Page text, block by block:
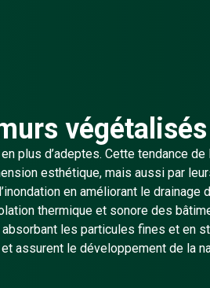
végétalisés
plus d’adeptes. Cette tendance de
esthétique, mais aussi par
en améliorant le drainage
thermique et sonore des
les particules fines et en
assurent le développement de la